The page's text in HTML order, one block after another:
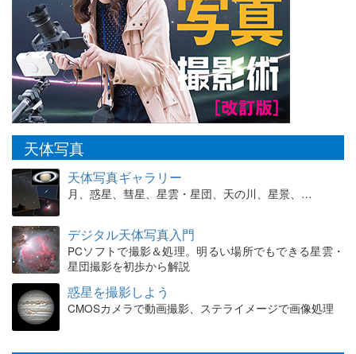
天体写真
天体写真ギャラリー
月、惑星、彗星、星雲・星団、天の川、星景、…
デジタル天体写真入門
PCソフトで撮影＆処理。明るい場所でもできる星雲・
星団撮影を初歩から解説
惑星を撮影しよう
CMOSカメラで動画撮影、ステライメージで画像処理